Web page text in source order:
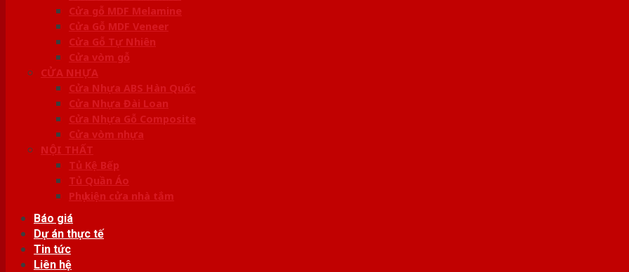
Cửa gỗ MDF Melamine
Cửa Gỗ MDF Veneer
Cửa Gỗ Tự Nhiên
Cửa vòm gỗ
CỬA NHỰA
Cửa Nhựa ABS Hàn Quốc
Cửa Nhựa Đài Loan
Cửa Nhựa Gỗ Composite
Cửa vòm nhựa
NỘI THẤT
Tủ Kệ Bếp
Tủ Quần Áo
Phụ kiện cửa nhà tắm
Báo giá
Dự án thực tế
Tin tức
Liên hệ